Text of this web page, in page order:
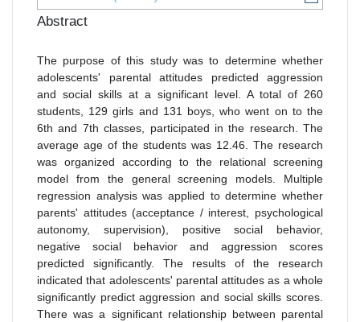
Abstract
The purpose of this study was to determine whether
adolescents' parental attitudes predicted aggression
and social skills at a significant level. A total of 260
students, 129 girls and 131 boys, who went on to the
6th and 7th classes, participated in the research. The
average age of the students was 12.46. The research
was organized according to the relational screening
model from the general screening models. Multiple
regression analysis was applied to determine whether
parents' attitudes (acceptance / interest, psychological
autonomy, supervision), positive social behavior,
negative social behavior and aggression scores
predicted significantly. The results of the research
indicated that adolescents' parental attitudes as a whole
significantly predict aggression and social skills scores.
There was a significant relationship between parental